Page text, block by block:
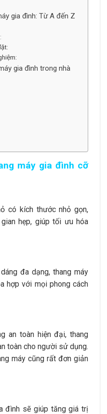
gia đình: Từ A đến Z
gia đình trong nhà
máy gia đình cỡ
có kích thước nhỏ gọn,
hẹp, giúp tối ưu hóa
đa dạng, thang máy
hợp với mọi phong cách
an toàn hiện đại, thang
toàn cho người sử dụng.
máy cũng rất đơn giản
đình sẽ giúp tăng giá trị